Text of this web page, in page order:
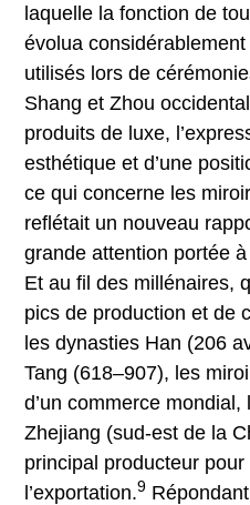
laquelle la fonction de
évolua
utilisés lors de
Shang et Zhou
produits de luxe,
esthétique et d’une
ce qui concerne les
reflétait un nouveau
grande attention portée
Et au fil des millénaires,
pics de production et de
les dynasties Han (206
Tang (618–907), les
d’un commerce
Zhejiang (sud-est de la
principal producteur
l’exportation.9